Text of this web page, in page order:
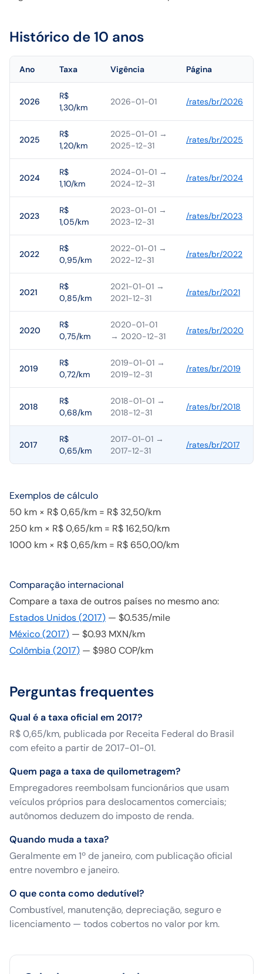
Histórico de 10 anos
Ano Taxa Vigência Página
2026
R$
1,30/km
2026-01-01 /rates/br/2026
2025
R$
1,20/km
2025-01-01 →
2025-12-31
/rates/br/2025
2024
R$
1,10/km
2024-01-01 →
2024-12-31
/rates/br/2024
2023
R$
1,05/km
2023-01-01 →
2023-12-31
/rates/br/2023
2022
R$
0,95/km
2022-01-01 →
2022-12-31
/rates/br/2022
2021
R$
0,85/km
2021-01-01 →
2021-12-31
/rates/br/2021
2020
R$
0,75/km
2020-01-01
→ 2020-12-31
/rates/br/2020
2019
R$
0,72/km
2019-01-01 →
2019-12-31
/rates/br/2019
2018
R$
0,68/km
2018-01-01 →
2018-12-31
/rates/br/2018
2017
R$
0,65/km
2017-01-01 →
2017-12-31
/rates/br/2017
Exemplos de cálculo
50 km × R$ 0,65/km = R$ 32,50/km
250 km × R$ 0,65/km = R$ 162,50/km
1000 km × R$ 0,65/km = R$ 650,00/km
Comparação internacional
Compare a taxa de outros países no mesmo ano:
Estados Unidos(2017) — $0.535/mile
México(2017) — $0.93 MXN/km
Colômbia (2017) — $980 COP/km
Perguntas frequentes
Qual é a taxa oficial em 2017?
R$ 0,65/km, publicada por Receita Federal do Brasil
com efeito a partir de 2017-01-01.
Quem paga a taxa de quilometragem?
Empregadores reembolsam funcionários que usam
veículos próprios para deslocamentos comerciais;
autônomos deduzem do imposto de renda.
Quando muda a taxa?
Geralmente em 1º de janeiro, com publicação oficial
entre novembro e janeiro.
O que conta como dedutível?
Combustível, manutenção, depreciação, seguro e
licenciamento — todos cobertos no valor por km.